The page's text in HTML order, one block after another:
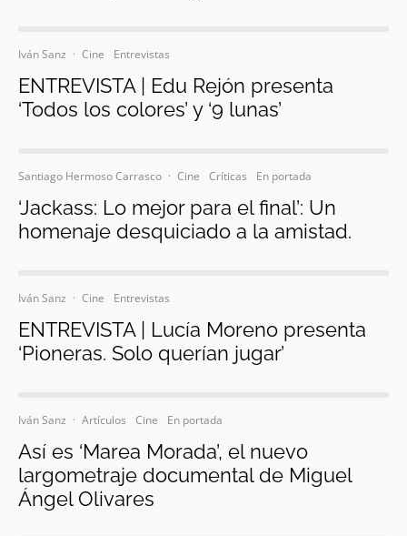
Iván Sanz · Cine Entrevistas
ENTREVISTA | Edu Rejón presenta
‘Todos los colores’ y ‘9 lunas’
Santiago Hermoso Carrasco · Cine Críticas En portada
‘Jackass: Lo mejor para el final’: Un
homenaje desquiciado a la amistad.
Iván Sanz · Cine Entrevistas
ENTREVISTA | Lucía Moreno presenta
‘Pioneras. Solo querían jugar’
Iván Sanz · Artículos Cine En portada
Así es ‘Marea Morada’, el nuevo
largometraje documental de Miguel
Ángel Olivares